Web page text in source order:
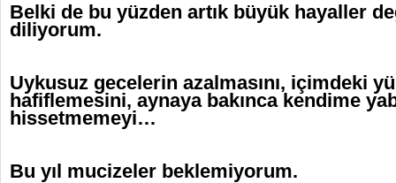
Belki de bu yüzden artık büyük hayaller
diliyorum.
Uykusuz gecelerin azalmasını, içimdeki
hafiflemesini, aynaya bakınca kendime
hissetmemeyi…
Bu yıl mucizeler beklemiyorum.